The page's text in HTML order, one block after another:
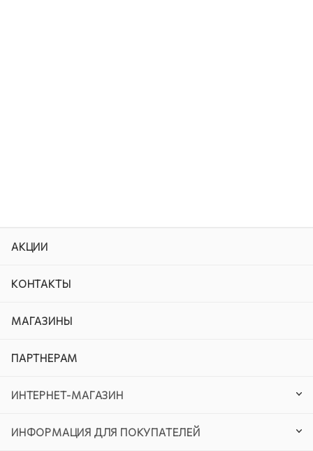
АКЦИИ
КОНТАКТЫ
МАГАЗИНЫ
ПАРТНЕРАМ
ИНТЕРНЕТ-МАГАЗИН
ИНФОРМАЦИЯ ДЛЯ ПОКУПАТЕЛЕЙ